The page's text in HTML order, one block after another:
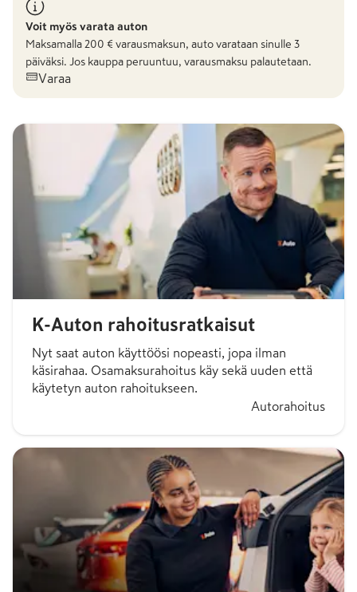
Voit myös varata auton
Maksamalla 200 € varausmaksun, auto varataan sinulle 3
päiväksi. Jos kauppa peruuntuu, varausmaksu palautetaan.
Varaa
K-Auton rahoitusratkaisut
Nyt saat auton käyttöösi nopeasti, jopa ilman
käsirahaa. Osamaksurahoitus käy sekä uuden että
käytetyn auton rahoitukseen.
Autorahoitus